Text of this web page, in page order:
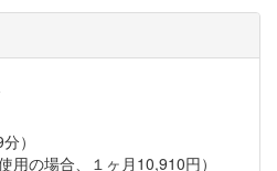
）
用の場合、１ヶ月10,910円）